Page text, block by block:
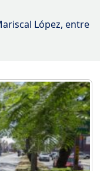
López, entre